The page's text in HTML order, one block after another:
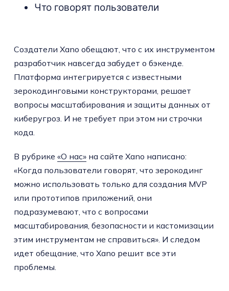
Что говорят пользователи
Создатели Xano обещают, что с их инструментом
разработчик навсегда забудет о бэкенде.
Платформа интегрируется с известными
зерокодинговыми конструкторами, решает
вопросы масштабирования и защиты данных от
киберугроз. И не требует при этом ни строчки
кода.
В рубрике «О нас»на сайте Xano написано:
«Когда пользователи говорят, что зерокодинг
можно использовать только для создания MVP
или прототипов приложений, они
подразумевают, что с вопросами
масштабирования, безопасности и кастомизации
этим инструментам не справиться». И следом
идет обещание, что Xano решит все эти
проблемы.